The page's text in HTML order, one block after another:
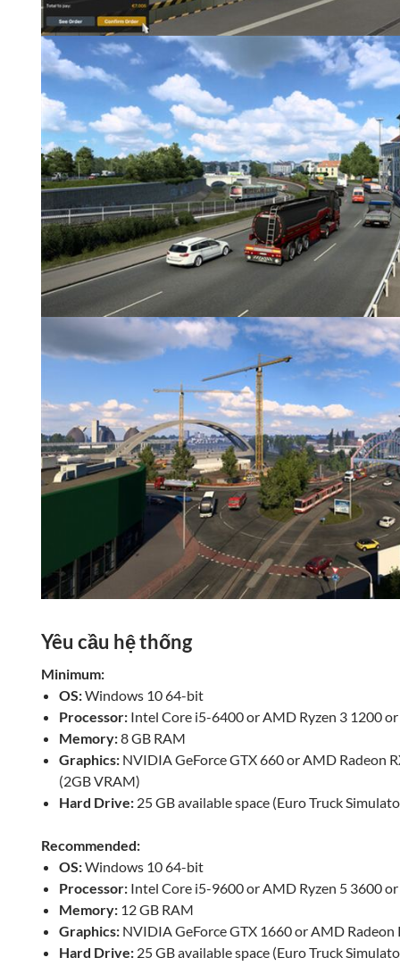
Yêu cầu hệ thống
Minimum:
OS:Windows 10 64-bit
Processor: Intel Core i5-6400 or AMD Ryzen 3 1200
Memory:8 GB RAM
Graphics: NVIDIA GeForce GTX 660 or AMD Radeon
(2GB VRAM)
Hard Drive: 25 GB available space (Euro Truck
Recommended:
OS:Windows 10 64-bit
Processor: Intel Core i5-9600 or AMD Ryzen 5 3600
Memory: 12 GB RAM
Graphics: NVIDIA GeForce GTX 1660 or AMD Radeon
Hard Drive: 25 GB available space (Euro Truck